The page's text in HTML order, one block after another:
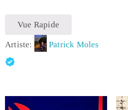
Vue Rapide
Artiste: Patrick Moles